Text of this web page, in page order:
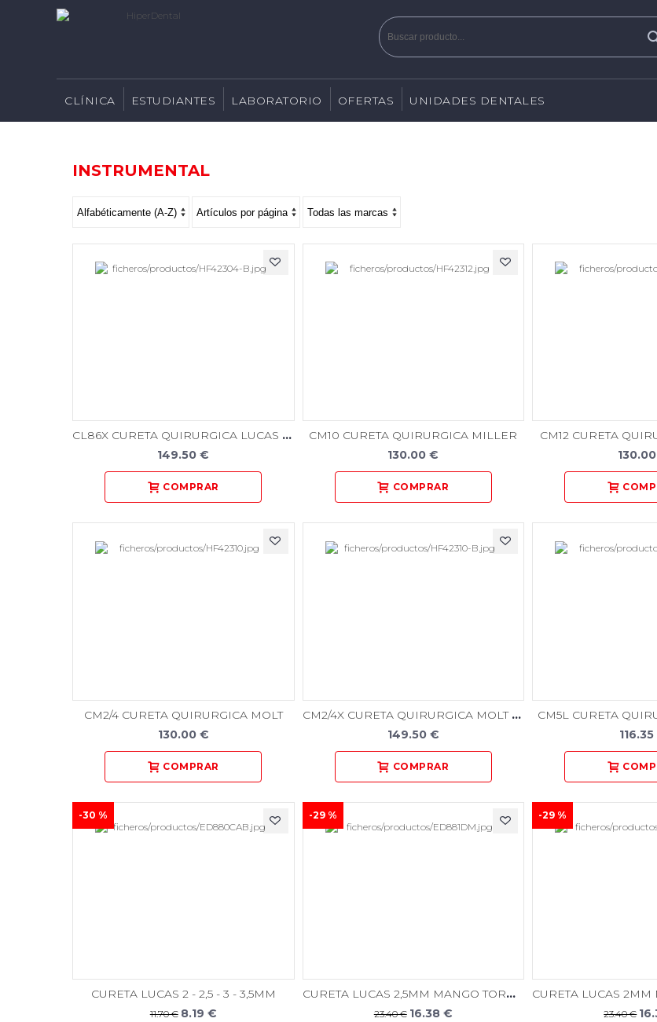
CLÍNICA ESTUDIANTES LABORATORIO OFERTAS UNIDADES DENTALES
INSTRUMENTAL
CL86X CURETA QUIRURGICA LUCAS LINEA BLACK
149.50 €
CM10 CURETA QUIRURGICA MILLER
130.00 €
CM12 CURETA
CM2/4 CURETA QUIRURGICA MOLT
130.00 €
CM2/4X CURETA QUIRURGICA MOLT LINEA BLACK
149.50 €
CM5L CURETA
CURETA LUCAS 2 - 2,5 - 3 - 3,5MM
11.70 € 8.19 €
-30 %
CURETA LUCAS 2,5MM MANGO TORNADO
23.40 € 16.38 €
-29 %
23.40 €
-29 %